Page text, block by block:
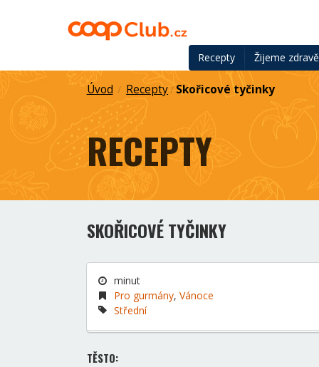
Recepty Žijeme zdravě
Úvod / Recepty/ Skořicové tyčinky
RECEPTY
SKOŘICOVÉ TYČINKY
minut
Pro gurmány,Vánoce
Střední
TĚSTO: